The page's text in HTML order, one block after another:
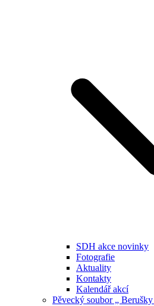
SDH akce novinky
Fotografie
Aktuality
Kontakty
Kalendář akcí
Pěvecký soubor „